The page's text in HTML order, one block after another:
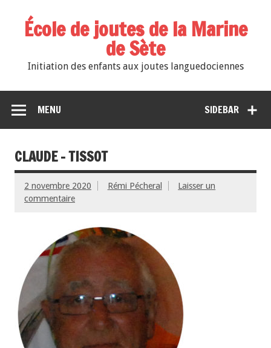
École de joutes de la Marine
de Sète
Initiation des enfants aux joutes languedociennes
SIDEBAR
MENU
CLAUDE – TISSOT
2 novembre 2020 Rémi Pécheral
Laisser un
commentaire